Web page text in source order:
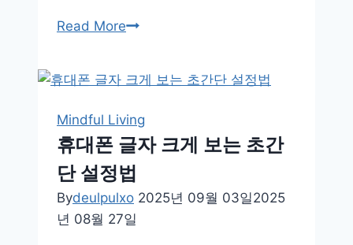
Read More세
전
기
요
금
과
수
도
Mindful Living
휴대폰 글자 크게 보는 초간
단 설정법
Bydeulpulxo 2025년 09월 03일2025
년 08월 27일